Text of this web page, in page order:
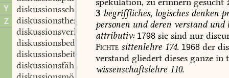
Y
Z
diskussionsschluß
m.
diskussionsthema
diskussionsverlauf
m.
diskussionsbedürfnis, n.
diskussionsbeitrag
m.
diskussionsfähigkeit
f.
3 begriffliches, logisches denken
personen undderen verstandund
attributiv: 1798 sie sind nur
Fichte sittenlehre 174. 1968 der
verstand gliedert dieses ganze in
wissenschaftslehre 110.